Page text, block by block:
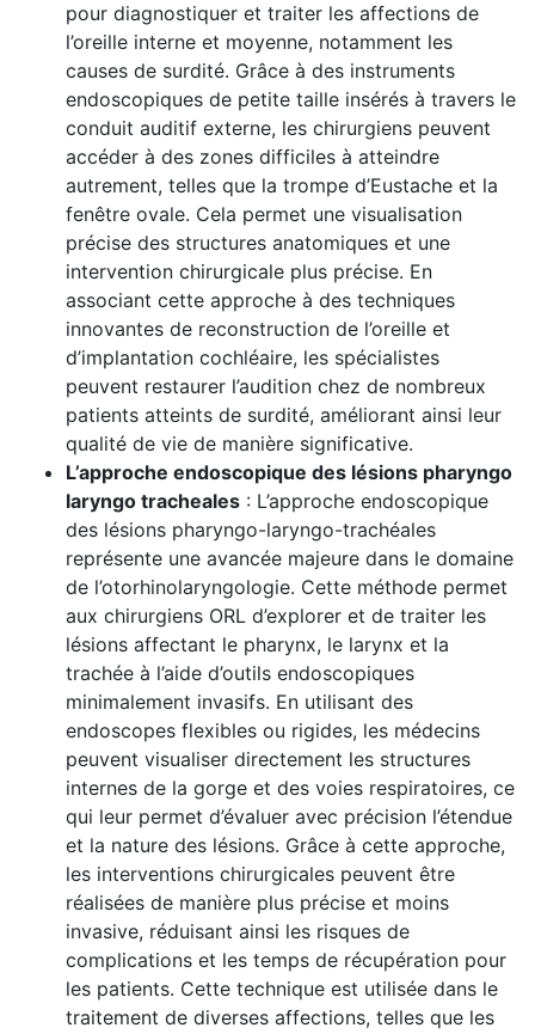
pour diagnostiquer et traiter les affections de
l’oreille interne et moyenne, notamment les
causes de surdité. Grâce à des instruments
endoscopiques de petite taille insérés à travers le
conduit auditif externe, les chirurgiens peuvent
accéder à des zones difficiles à atteindre
autrement, telles que la trompe d’Eustache et la
fenêtre ovale. Cela permet une visualisation
précise des structures anatomiques et une
intervention chirurgicale plus précise. En
associant cette approche à des techniques
innovantes de reconstruction de l’oreille et
d’implantation cochléaire, les spécialistes
peuvent restaurer l’audition chez de nombreux
patients atteints de surdité, améliorant ainsi leur
qualité de vie de manière significative.
L’approche endoscopique des lésions pharyngo
laryngo tracheales : L’approche endoscopique
des lésions pharyngo-laryngo-trachéales
représente une avancée majeure dans le domaine
de l’otorhinolaryngologie. Cette méthode permet
aux chirurgiens ORL d’explorer et de traiter les
lésions affectant le pharynx, le larynx et la
trachée à l’aide d’outils endoscopiques
minimalement invasifs. En utilisant des
endoscopes flexibles ou rigides, les médecins
peuvent visualiser directement les structures
internes de la gorge et des voies respiratoires, ce
qui leur permet d’évaluer avec précision l’étendue
et la nature des lésions. Grâce à cette approche,
les interventions chirurgicales peuvent être
réalisées de manière plus précise et moins
invasive, réduisant ainsi les risques de
complications et les temps de récupération pour
les patients. Cette technique est utilisée dans le
traitement de diverses affections, telles que les